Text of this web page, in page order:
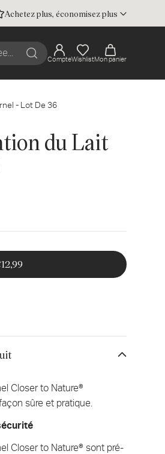
Achetez plus, économisez plus
Recherche
CompteWishlistMon panier
- Lot De 36
du Lait
Closer to Nature®
sûre et pratique.
Closer to Nature® sont pré-